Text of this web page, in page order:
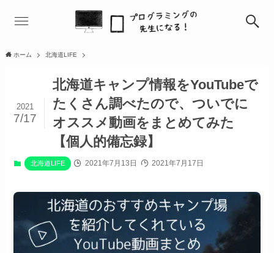
ホーム 北海道LIFE
北海道キャンプ情報をYouTubeで
たくさん調べたので、ついでに
オススメ動画をまとめてみた
【個人的備忘録】
2021
7/17
北海道LIFE 2021年7月13日 2021年7月17日